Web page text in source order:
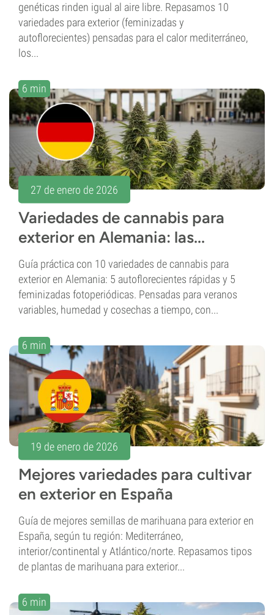
genéticas rinden igual al aire libre. Repasamos 10
variedades para exterior (feminizadas y
autoflorecientes) pensadas para el calor mediterráneo,
los...
6 min
27 de enero de 2026
Variedades de cannabis para
exterior en Alemania: las...
Guía práctica con 10 variedades de cannabis para
exterior en Alemania: 5 autoflorecientes rápidas y 5
feminizadas fotoperiódicas. Pensadas para veranos
variables, humedad y cosechas a tiempo, con...
6 min
19 de enero de 2026
Mejores variedades para cultivar
en exterior en España
Guía de mejores semillas de marihuana para exterior en
España, según tu región: Mediterráneo,
interior/continental y Atlántico/norte. Repasamos tipos
de plantas de marihuana para exterior...
6 min